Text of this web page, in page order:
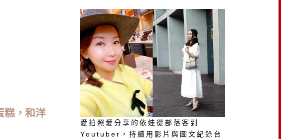
糕，和洋
愛拍照愛分享的依娃從部落客到
Youtuber，持續用影片與圖文紀錄台